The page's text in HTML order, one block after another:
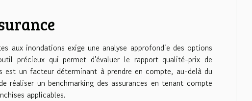
aux inondations exige une analyse approfondie des options
précieux qui permet d'évaluer le rapport qualité-prix de
est un facteur déterminant à prendre en compte, au-delà du
réaliser un benchmarking des assurances en tenant compte
applicables.